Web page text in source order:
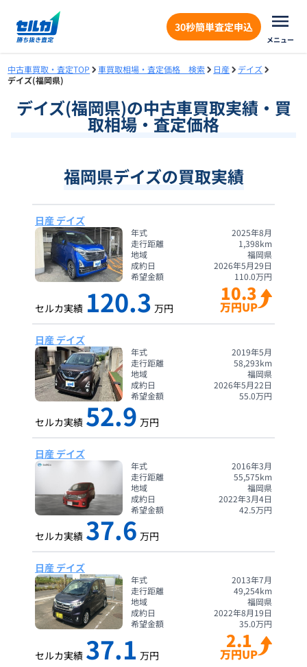
30秒簡単査定申込
メニュー
中古車買取・査定TOP 車買取相場・査定価格 検索 日産
デイズ
デイズ(福岡県)
デイズ(福岡県)の中古車買取実績・買
取相場・査定価格
福岡県デイズの買取実績
日産 デイズ
年式
2025年8月
走行距離
1,398km
地域
福岡県
成約日
2026年5月29日
希望金額
110.0万円
セルカ実績 120.3 万円
10.3
万円UP
日産 デイズ
年式
2019年5月
走行距離
58,293km
地域
福岡県
成約日
2026年5月22日
希望金額
55.0万円
セルカ実績 52.9 万円
日産 デイズ
年式
2016年3月
走行距離
55,575km
地域
福岡県
成約日
2022年3月4日
希望金額
42.5万円
セルカ実績 37.6 万円
日産 デイズ
年式
2013年7月
走行距離
49,254km
地域
福岡県
成約日
2022年8月19日
希望金額
35.0万円
セルカ実績 37.1 万円
2.1
万円UP